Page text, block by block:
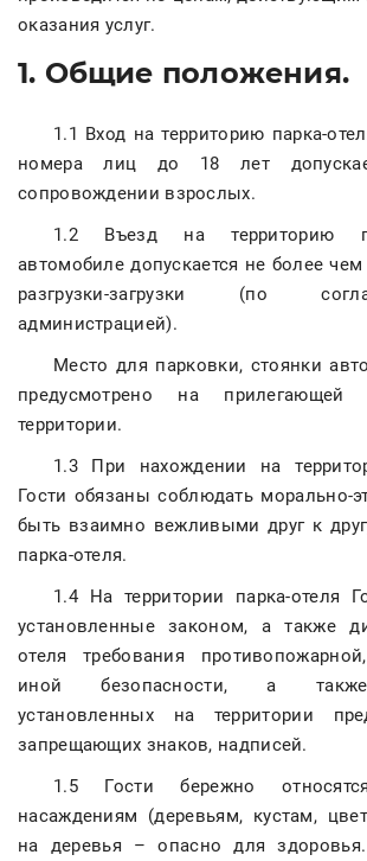
оказания услуг.
1. Общие положения.
1.1 Вход на территорию парка-
номера лиц до 18 лет
сопровождении взрослых.
1.2 Въезд на территорию
автомобиле допускается не более
разгрузки-загрузки (по
администрацией).
Место для парковки, стоянки
предусмотрено на прилегающей
территории.
1.3 При нахождении на
Гости обязаны соблюдать морально-
быть взаимно вежливыми друг к
парка-отеля.
1.4 На территории парка-отеля
установленные законом, а также
отеля требования
иной безопасности, а также
установленных на территории
запрещающих знаков, надписей.
1.5 Гости бережно
насаждениям (деревьям, кустам,
на деревья – опасно для